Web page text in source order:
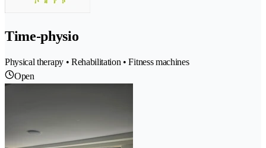
Time-physio
Physical therapy • Rehabilitation • Fitness machines
Open